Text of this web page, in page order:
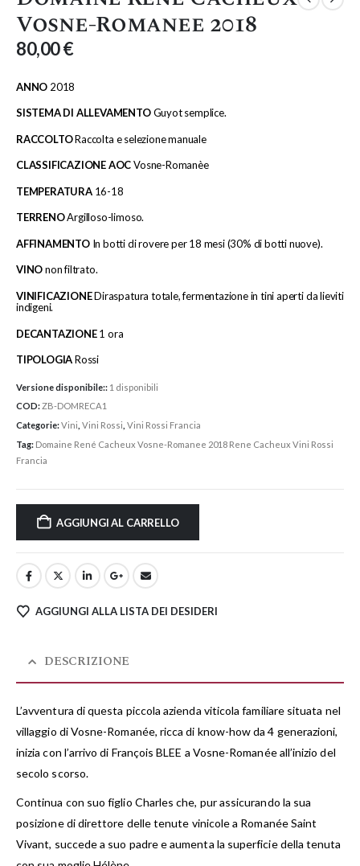
Vosne-Romanee 2018
80,00€
ANNO 2018
SISTEMA DI ALLEVAMENTOGuyot semplice.
RACCOLTORaccolta e selezione manuale
CLASSIFICAZIONE AOCVosne-Romanèe
TEMPERATURA16-18
TERRENOArgilloso-limoso.
AFFINAMENTOIn botti di rovere per 18 mesi (30% di botti nuove).
VINOnon filtrato.
VINIFICAZIONEDiraspatura totale, fermentazione in tini aperti da lieviti
indigeni.
DECANTAZIONE1 ora
TIPOLOGIARossi
Versione disponibile:: 1 disponibili
COD:ZB-DOMRECA1
Categorie:Vini Vini Rossi Vini Rossi Francia
Tag: Domaine René Cacheux Vosne-Romanee 2018 Rene Cacheux Vini Rossi
Francia
AGGIUNGI AL CARRELLO
AGGIUNGI ALLA LISTA DEI DESIDERI
DESCRIZIONE
L’avventura di questa piccola azienda viticola familiare situata nel
villaggio di Vosne-Romanée, ricca di know-how da 4 generazioni,
inizia con l’arrivo di François BLEE a Vosne-Romanée all’inizio del
secolo scorso.
Continua con suo figlio Charles che, pur assicurando la sua
posizione di direttore delle tenute vinicole a Romanée Saint
Vivant, succede a suo padre e aumenta la superficie della tenuta